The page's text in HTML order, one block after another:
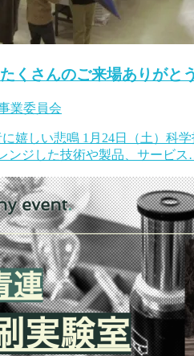
くさんのご来場ありがと
業委員会
嬉しい悲鳴 1月24日（土）科
ンジした技術や製品、サービ